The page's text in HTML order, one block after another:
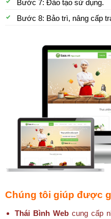
Bước 7: Đào tạo sử dụng.
Bước 8: Bảo trì, nâng cấp
Chúng tôi giúp được
Thái Bình Web cung cấp